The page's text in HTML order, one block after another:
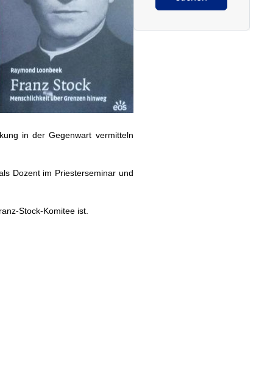
in der Gegenwart vermitteln
Dozent im Priesterseminar und
Stock-Komitee ist.